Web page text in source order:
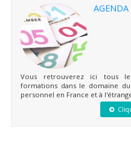
Vous retrouverez ici tous
formations dans le domaine
personnel en France et à